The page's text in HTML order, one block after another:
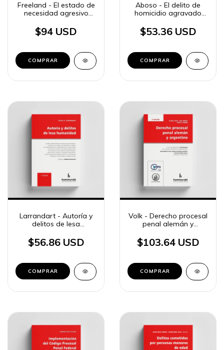
Freeland - El estado de
necesidad agresivo
$94 USD
COMPRAR
Aboso - El delito de
homicidio agravado
$53.36 USD
COMPRAR
Larrandart - Autoría y
delitos de lesa
$56.86 USD
COMPRAR
Volk - Derecho procesal
penal alemán y
$103.64 USD
COMPRAR